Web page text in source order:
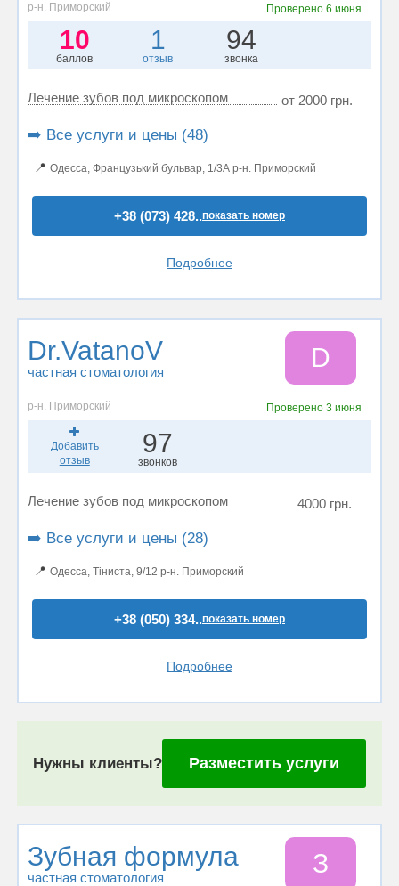
р-н. Приморский Проверено6 июня
10
баллов
1
отзыв
94
звонка
Лечение зубов под микроскопом от 2000 грн.
➡️ Все услуги и цены (48)
📍 Одесса, Французький бульвар, 1/3А р-н. Приморский
+38 (073) 428..показать номер
Подробнее
Dr.VatanoV
частная стоматология D
р-н. Приморский Проверено3 июня
Добавить
отзыв
97
звонков
Лечение зубов под микроскопом 4000 грн.
➡️ Все услуги и цены (28)
📍 Одесса, Тіниста, 9/12 р-н. Приморский
+38 (050) 334..показать номер
Подробнее
Нужны клиенты? Разместить услуги
Зубная формула
частная стоматология З